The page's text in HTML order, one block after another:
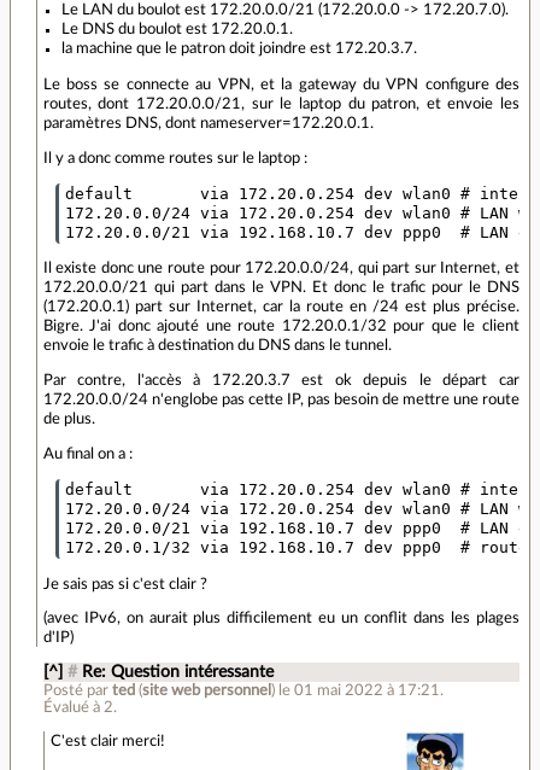
Le LAN du boulot est 172.20.0.0/21 (172.20.0.0 -> 172.20.7.0).
Le DNS du boulot est 172.20.0.1.
la machine que le patron doit joindre est 172.20.3.7.
Le boss se connecte au VPN, et la gateway du VPN configure des
routes, dont 172.20.0.0/21, sur le laptop du patron, et envoie les
paramètres DNS, dont nameserver=172.20.0.1.
Il y a donc comme routes sur le laptop :
default       via 172.20.0.254 dev wlan0 #
172.20.0.0/24 via 172.20.0.254 dev wlan0 # LAN
Il existe donc une route pour 172.20.0.0/24, qui part sur Internet, et
172.20.0.0/21 qui part dans le VPN. Et donc le trafic pour le DNS
(172.20.0.1) part sur Internet, car la route en /24 est plus précise.
Bigre. J'ai donc ajouté une route 172.20.0.1/32 pour que le client
envoie le trafic à destination du DNS dans le tunnel.
Par contre, l'accès à 172.20.3.7 est ok depuis le départ car
172.20.0.0/24 n'englobe pas cette IP, pas besoin de mettre une route
de plus.
Au final on a :
default       via 172.20.0.254 dev wlan0 #
172.20.0.0/24 via 172.20.0.254 dev wlan0 # LAN
172.20.0.0/21 via 192.168.10.7 dev ppp0  # LAN
Je sais pas si c'est clair ?
(avec IPv6, on aurait plus difficilement eu un conflit dans les plages
d'IP)
[^] # Re: Question intéressante
Posté parted (site web personnel ) le 01 mai 2022 à 17:21 .
Évalué à 2.
C'est clair merci!